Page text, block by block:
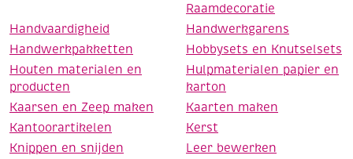
Raamdecoratie
Handvaardigheid
Handwerkgarens
Handwerkpakketten
Hobbysets en Knutselsets
Houten materialen en
producten
Hulpmaterialen papier en
karton
Kaarsen en Zeep maken
Kaarten maken
Kantoorartikelen
Kerst
Knippen en snijden
Leer bewerken